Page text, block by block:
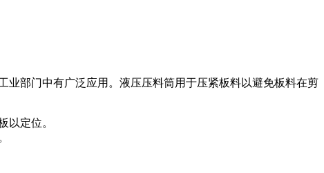
部门中有广泛应用。液压压料筒用于压紧板料以避免板料在剪
以定位。